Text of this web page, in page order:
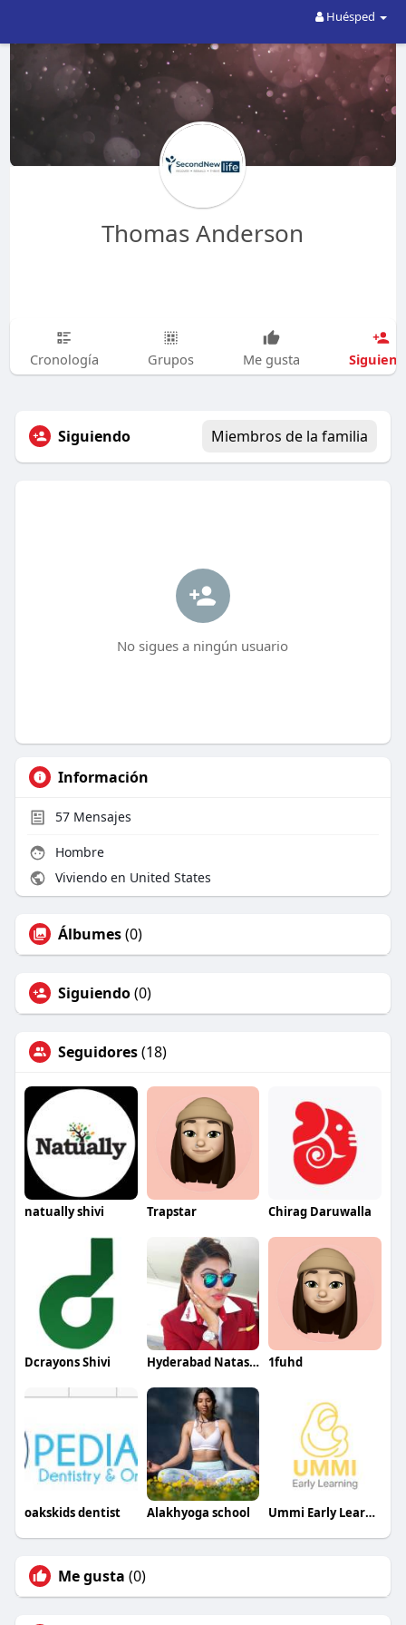
Huésped
Thomas Anderson
Cronología Grupos Me gusta
Siguiendo Miembros de la familia
No sigues a ningún usuario
Información
57Mensajes
Hombre
Viviendo en United States
Álbumes(0)
Siguiendo(0)
Seguidores(18)
natually shivi Trapstar Chirag Daruwalla
Dcrayons Shivi Hyderabad NatashaRoy 1fuhd
oakskids dentist Alakhyoga school Ummi Early Learning
Me gusta (0)